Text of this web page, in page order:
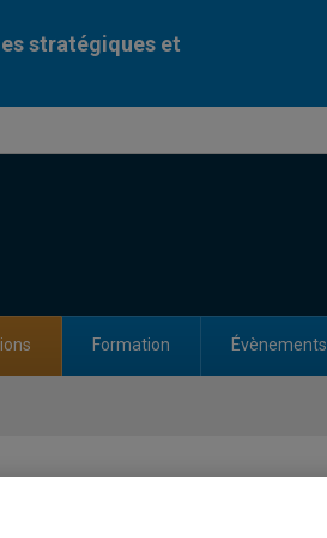
stratégiques et
Formation Évènements